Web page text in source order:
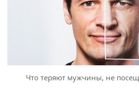
Что теряют мужчины, не